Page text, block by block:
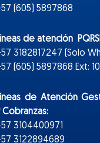
(605) 5897868
de atención
3182817247 (Solo
(605) 5897868 Ext:
de Atención
Cobranzas:
3104400971
3122894689